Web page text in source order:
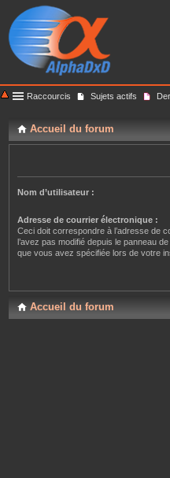
Raccourcis Sujets actifs
Accueil du forum
Nom d’utilisateur :
Adresse de courrier électronique :
Ceci doit correspondre à l’adresse de
l’avez pas modifié depuis le panneau
que vous avez spécifiée lors de votre
Accueil du forum